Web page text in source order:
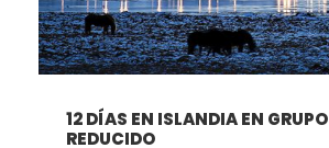
12 DÍAS EN ISLANDIA EN GRUPO
REDUCIDO